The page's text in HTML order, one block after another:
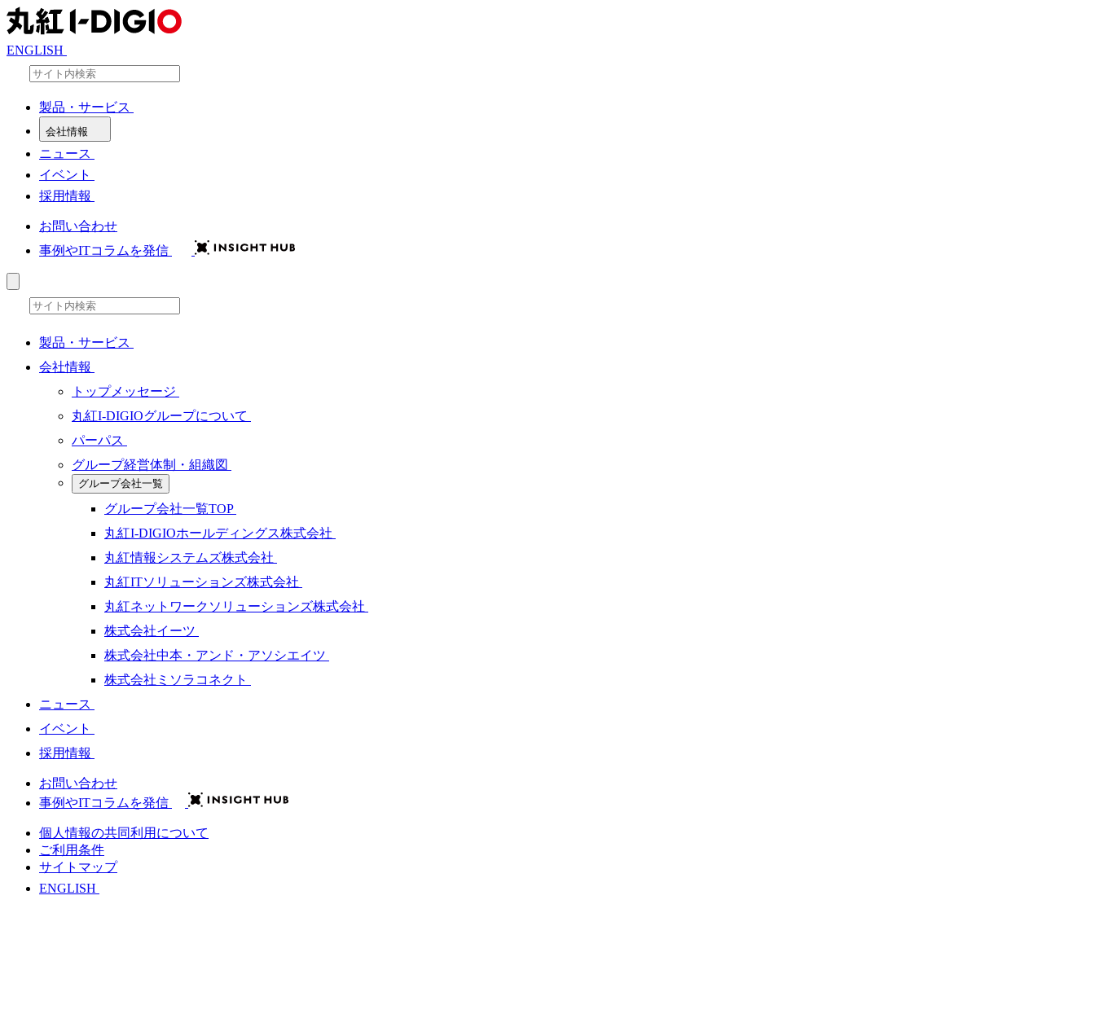
ENGLISH
サイト内検索
製品・サービス
会社情報
ニュース
イベント
採用情報
お問い合わせ
事例やITコラムを発信
サイト内検索
製品・サービス
会社情報
トップメッセージ
丸紅I-DIGIOグループについて
パーパス
グループ経営体制・組織図
グループ会社一覧
グループ会社一覧TOP
丸紅I-DIGIOホールディングス株式会社
丸紅情報システムズ株式会社
丸紅ITソリューションズ株式会社
丸紅ネットワークソリューションズ株式会社
株式会社イーツ
株式会社中本・アンド・アソシエイツ
株式会社ミソラコネクト
ニュース
イベント
採用情報
お問い合わせ
事例やITコラムを発信
個人情報の共同利用について
ご利用条件
サイトマップ
ENGLISH